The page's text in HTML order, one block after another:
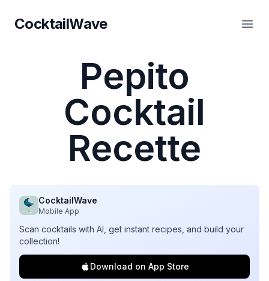
CocktailWave
CocktailWave
Pepito
Cocktail
Recette
CocktailWave
Mobile App
Scan cocktails with AI, get instant recipes, and build your
collection!
Download on App Store